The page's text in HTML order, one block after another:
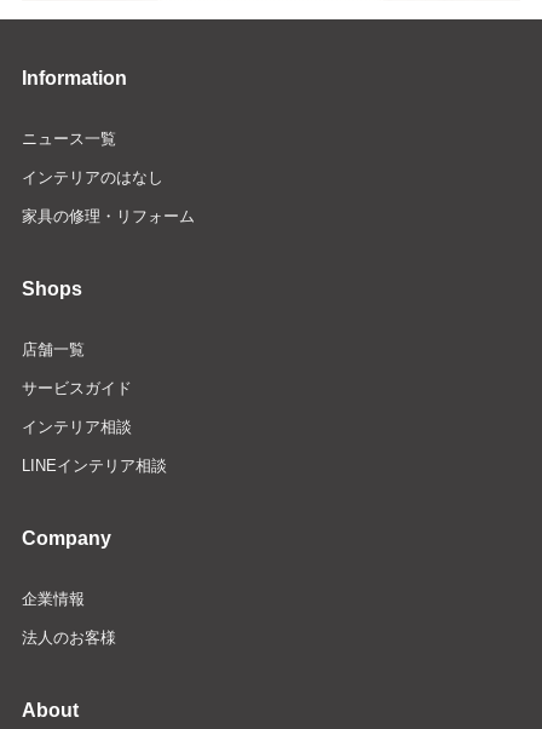
Information
ニュース一覧
インテリアのはなし
家具の修理・リフォーム
Shops
店舗一覧
サービスガイド
インテリア相談
LINEインテリア相談
Company
企業情報
法人のお客様
About